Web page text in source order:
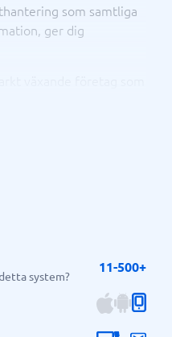
som samtliga
ger dig
processer
försäljningen
säkerhet
partner som
plattformen
system?
11-500+